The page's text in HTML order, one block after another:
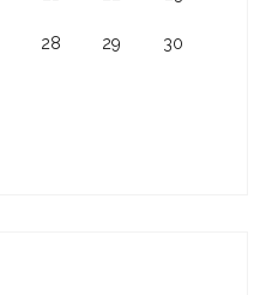
28 29 30